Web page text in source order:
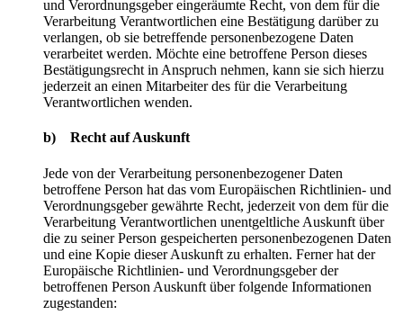
und Verordnungsgeber eingeräumte Recht, von dem für die
Verarbeitung Verantwortlichen eine Bestätigung darüber zu
verlangen, ob sie betreffende personenbezogene Daten
verarbeitet werden. Möchte eine betroffene Person dieses
Bestätigungsrecht in Anspruch nehmen, kann sie sich hierzu
jederzeit an einen Mitarbeiter des für die Verarbeitung
Verantwortlichen wenden.
b) Recht auf Auskunft
Jede von der Verarbeitung personenbezogener Daten
betroffene Person hat das vom Europäischen Richtlinien- und
Verordnungsgeber gewährte Recht, jederzeit von dem für die
Verarbeitung Verantwortlichen unentgeltliche Auskunft über
die zu seiner Person gespeicherten personenbezogenen Daten
und eine Kopie dieser Auskunft zu erhalten. Ferner hat der
Europäische Richtlinien- und Verordnungsgeber der
betroffenen Person Auskunft über folgende Informationen
zugestanden: